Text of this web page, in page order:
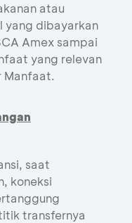
atau
yang dibayarkan
Amex sampai
yang relevan
Manfaat.
saat
koneksi
transfernya